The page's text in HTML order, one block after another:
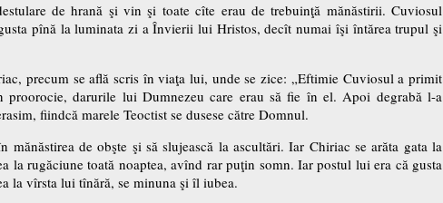
de hrană şi vin şi toate cîte erau de trebuinţă mănăstirii. Cuviosul
pînă la luminata zi a Învierii lui Hristos, decît numai îşi întărea trupul şi
precum se află scris în viaţa lui, unde se zice: „Eftimie Cuviosul a primit
darurile lui Dumnezeu care erau să fie în el. Apoi degrabă l-a
fiindcă marele Teoctist se dusese către Domnul.
de obşte şi să slujească la ascultări. Iar Chiriac se arăta gata la
la rugăciune toată noaptea, avînd rar puţin somn. Iar postul lui era că gusta
la vîrsta lui tînără, se minuna şi îl iubea.